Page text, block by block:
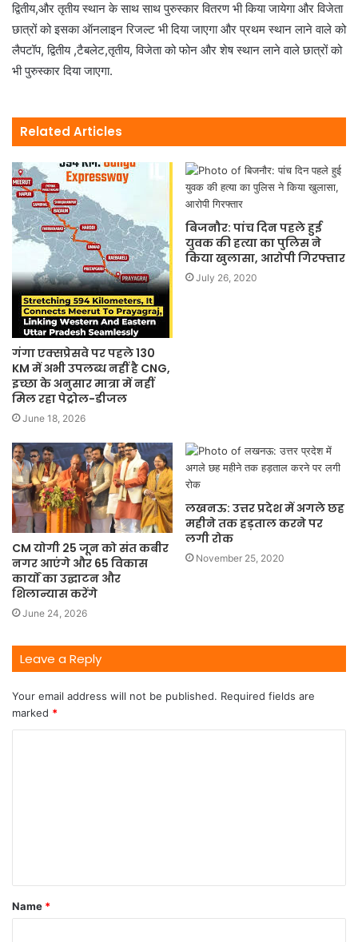
द्वितीय,और तृतीय स्थान के साथ साथ पुरुस्कार वितरण भी किया जायेगा और विजेता
छात्रों को इसका ऑनलाइन रिजल्ट भी दिया जाएगा और प्रथम स्थान लाने वाले को
लैपटॉप, द्वितीय ,टैबलेट,तृतीय, विजेता को फोन और शेष स्थान लाने वाले छात्रों को
भी पुरुस्कार दिया जाएगा.
Related Articles
गंगा एक्सप्रेसवे पर पहले 130
KM में अभी उपलब्ध नहीं है CNG,
इच्छा के अनुसार मात्रा में नहीं
मिल रहा पेट्रोल-डीजल
June 18, 2026
बिजनौर: पांच दिन पहले हुई
युवक की हत्या का पुलिस ने
किया खुलासा, आरोपी गिरफ्तार
July 26, 2020
CM योगी 25 जून को संत कबीर
नगर आएंगे और 65 विकास
कार्यों का उद्घाटन और
शिलान्यास करेंगे
June 24, 2026
लखनऊ: उत्तर प्रदेश में अगले छह
महीने तक हड़ताल करने पर
लगी रोक
November 25, 2020
Leave a Reply
Your email address will not be published. Required fields are
marked *
Name *